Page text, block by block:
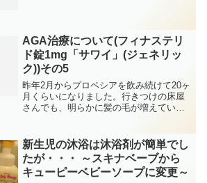
ほとんど...
AGA治療について(フィナステリ
ド錠1mg「サワイ」(ジェネリッ
ク))その5
昨年2月からプロペシアを飲み続けて20ヶ
月くらいになりました。行きつけの床屋
さんでも、明らかに髪の毛が増えている
の効能。継続は力なりということと、そ
もそもこの薬が自分に...
新生児の沐浴は沐浴剤が簡単でし
たが・・・ ～スキナベーブから
キューピーベビーソープに変更～